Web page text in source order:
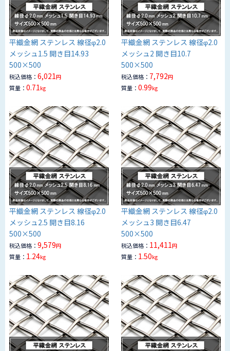
平織金網 ステンレス 線径φ2.0
メッシュ1.5 開き目14.93
500×500
税込価格： 6,021円
質量： 0.71kg
平織金網 ステンレス 線径φ2.0
メッシュ2 開き目10.7
500×500
税込価格： 7,792円
質量：0.99kg
平織金網 ステンレス 線径φ2.0
メッシュ2.5 開き目8.16
500×500
税込価格： 9,579円
質量： 1.24kg
平織金網 ステンレス 線径φ2.0
メッシュ3 開き目6.47
500×500
税込価格： 11,411円
質量： 1.50kg